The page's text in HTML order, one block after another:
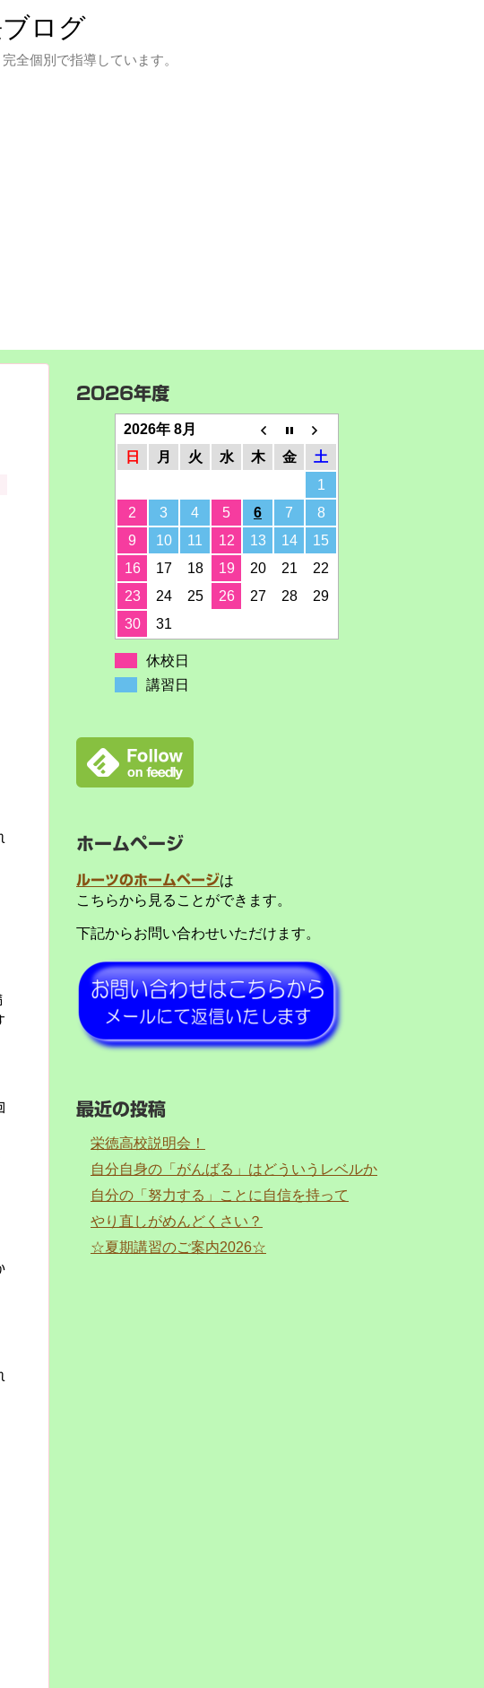
ログ
全個別で指導しています。
2026年度
2026年 8月
日
月 火 水 木 金
土
1
2
3 4 5 6 7
8
9
10 11 12 13 14
15
16
17 18 19 20 21
22
23
24 25 26 27 28
29
30
31
休校日
講習日
ホームページ
ルーツのホームページは
こちらから見ることができます。
下記からお問い合わせいただけます。
最近の投稿
栄徳高校説明会！
自分自身の「がんばる」はどういうレベルか
自分の「努力する」ことに自信を持って
やり直しがめんどくさい？
☆夏期講習のご案内2026☆